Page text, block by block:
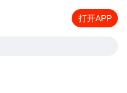
打开APP